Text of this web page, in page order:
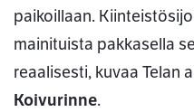
paikoillaan.
mainituista pakkasella
reaalisesti, kuvaa Telan
Koivurinne.